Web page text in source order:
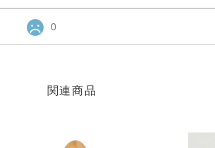
0
関連商品